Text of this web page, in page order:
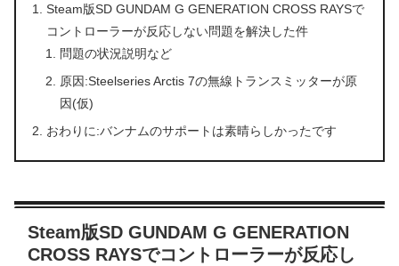
Steam版SD GUNDAM G GENERATION CROSS RAYSで
コントローラーが反応しない問題を解決した件
問題の状況説明など
原因:Steelseries Arctis 7の無線トランスミッターが原
因(仮)
おわりに:バンナムのサポートは素晴らしかったです
Steam版SD GUNDAM G GENERATION
CROSS RAYSでコントローラーが反応し